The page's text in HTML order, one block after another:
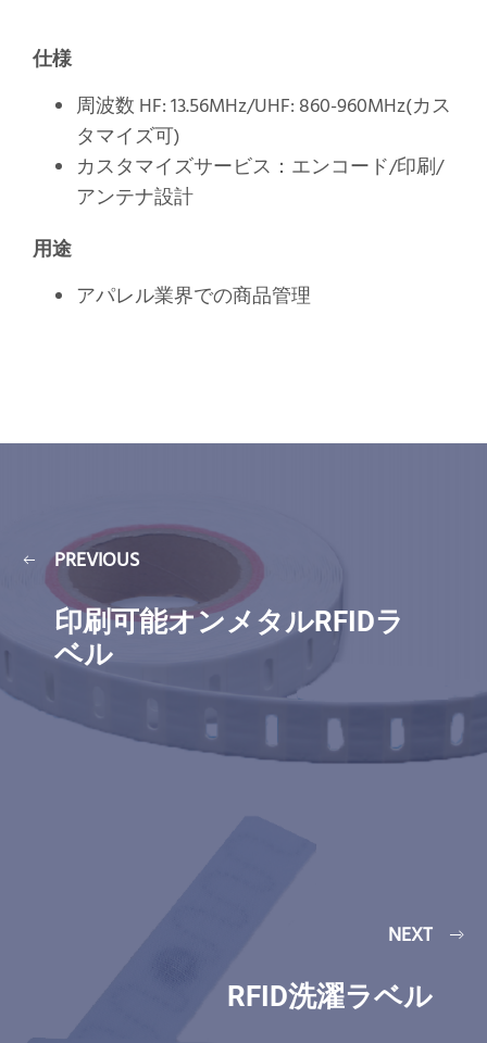
仕様
周波数 HF: 13.56MHz/UHF: 860-960MHz(カス
タマイズ可)
カスタマイズサービス：エンコード/印刷/
アンテナ設計
用途
アパレル業界での商品管理
PREVIOUS
印刷可能オンメタルRFIDラ
ベル
NEXT
RFID洗濯ラベル